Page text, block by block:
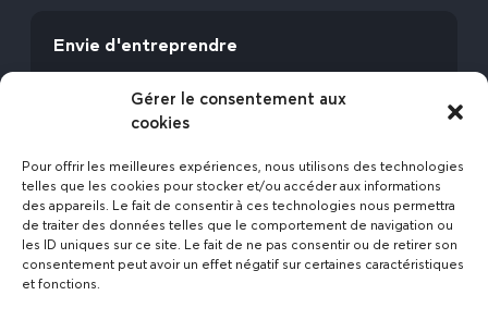
Gérer le consentement aux
cookies
Pour offrir les meilleures expériences, nous utilisons des technologies
telles que les cookies pour stocker et/ou accéder aux informations
des appareils. Le fait de consentir à ces technologies nous permettra
de traiter des données telles que le comportement de navigation ou
les ID uniques sur ce site. Le fait de ne pas consentir ou de retirer son
consentement peut avoir un effet négatif sur certaines caractéristiques
et fonctions.
Envie d'entreprendre
avec l’Expert Etat des Lieux !
Rejoignez-nous